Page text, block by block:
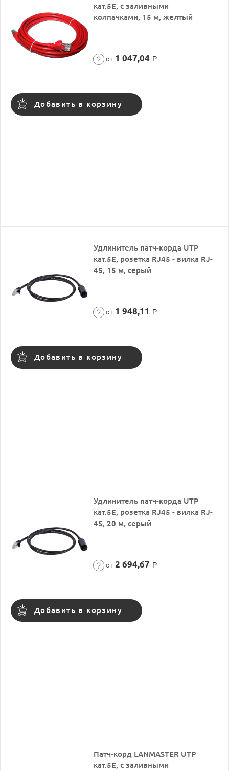
кат.5Е, с заливными
колпачками, 15 м, желтый
от 1 047,04 Р
Добавить в корзину
Удлинитель патч-корда UTP
кат.5E, розетка RJ45 - вилка RJ-
45, 15 м, серый
от 1 948,11 Р
Добавить в корзину
Удлинитель патч-корда UTP
кат.5E, розетка RJ45 - вилка RJ-
45, 20 м, серый
от 2 694,67 Р
Добавить в корзину
Патч-корд LANMASTER UTP
кат.5Е, с заливными